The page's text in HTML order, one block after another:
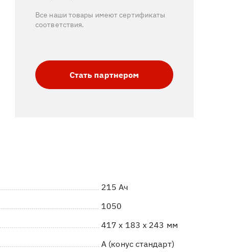
Все наши товары имеют сертификаты
соответствия.
Стать партнером
215 Ач
1050
417 x 183 x 243 мм
A (конус стандарт)